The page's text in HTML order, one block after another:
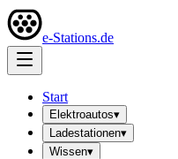
e-Stations.de
Start
Elektroautos▾
Ladestationen▾
Wissen▾